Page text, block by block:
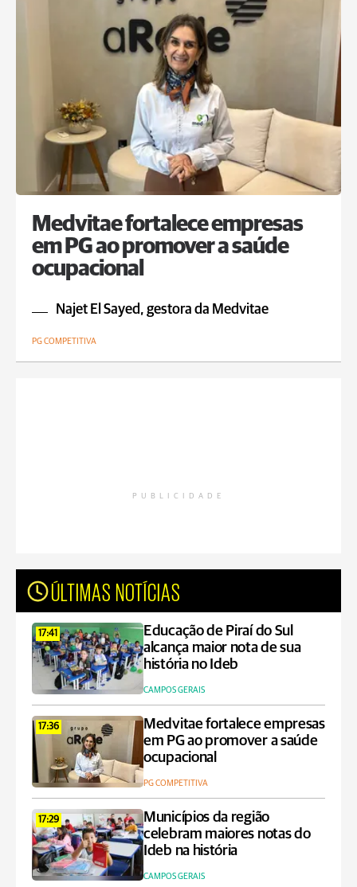
Medvitae fortalece empresas
em PG ao promover a saúde
ocupacional
Najet El Sayed, gestora da Medvitae
PG COMPETITIVA
PUBLICIDADE
ÚLTIMAS NOTÍCIAS
17:41
Educação de Piraí do Sul
alcança maior nota de sua
história no Ideb
CAMPOS GERAIS
17:36
Medvitae fortalece empresas
em PG ao promover a saúde
ocupacional
PG COMPETITIVA
17:29
Municípios da região
celebram maiores notas do
Ideb na história
CAMPOS GERAIS